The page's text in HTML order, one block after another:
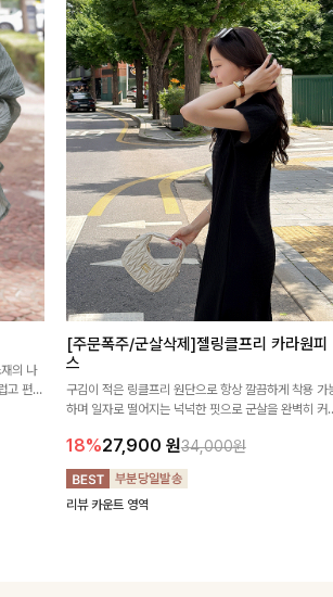
의 나
고 편안
[주문폭주/군살삭제]젤링클프리 카라원피
스
구김이 적은 링클프리 원단으로 항상 깔끔하게 착용 가
하며 일자로 떨어지는 넉넉한 핏으로 군살을 완벽히 커
18%27,900 원34,000원
리뷰 카운트 영역